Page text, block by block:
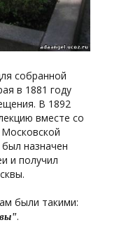
собранной
в 1881 году
В 1892
вместе со
назначен
и получил
были такими:
.